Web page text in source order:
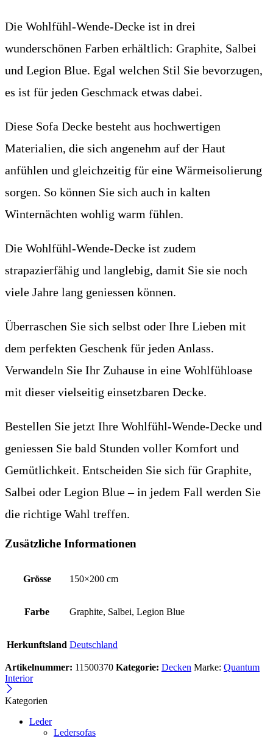
Die Wohlfühl-Wende-Decke ist in drei
wunderschönen Farben erhältlich: Graphite, Salbei
und Legion Blue. Egal welchen Stil Sie bevorzugen,
es ist für jeden Geschmack etwas dabei.
Diese Sofa Decke besteht aus hochwertigen
Materialien, die sich angenehm auf der Haut
anfühlen und gleichzeitig für eine Wärmeisolierung
sorgen. So können Sie sich auch in kalten
Winternächten wohlig warm fühlen.
Die Wohlfühl-Wende-Decke ist zudem
strapazierfähig und langlebig, damit Sie sie noch
viele Jahre lang geniessen können.
Überraschen Sie sich selbst oder Ihre Lieben mit
dem perfekten Geschenk für jeden Anlass.
Verwandeln Sie Ihr Zuhause in eine Wohlfühloase
mit dieser vielseitig einsetzbaren Decke.
Bestellen Sie jetzt Ihre Wohlfühl-Wende-Decke und
geniessen Sie bald Stunden voller Komfort und
Gemütlichkeit. Entscheiden Sie sich für Graphite,
Salbei oder Legion Blue – in jedem Fall werden Sie
die richtige Wahl treffen.
Zusätzliche Informationen
Grösse 150×200 cm
Farbe Graphite, Salbei, Legion Blue
Herkunftsland Deutschland
Artikelnummer: 11500370 Kategorie: Decken Marke: Quantum
Interior
Kategorien
Leder
Ledersofas